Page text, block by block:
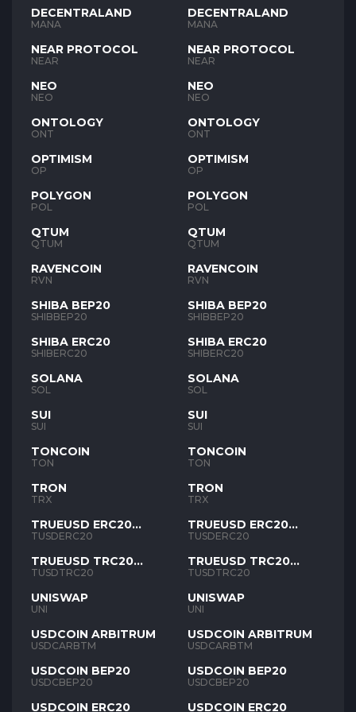
DECENTRALAND
MANA
NEAR PROTOCOL
NEAR
NEO
NEO
ONTOLOGY
ONT
OPTIMISM
OP
POLYGON
POL
QTUM
QTUM
RAVENCOIN
RVN
SHIBA BEP20
SHIBBEP20
SHIBA ERC20
SHIBERC20
SOLANA
SOL
SUI
SUI
TONCOIN
TON
TRON
TRX
TRUEUSD ERC20
TUSD
TUSDERC20
TRUEUSD TRC20
TUSD
TUSDTRC20
UNISWAP
UNI
USDCOIN ARBITRUM
USDCARBTM
USDCOIN BEP20
USDCBEP20
USDCOIN ERC20
DECENTRALAND
MANA
NEAR PROTOCOL
NEAR
NEO
NEO
ONTOLOGY
ONT
OPTIMISM
OP
POLYGON
POL
QTUM
QTUM
RAVENCOIN
RVN
SHIBA BEP20
SHIBBEP20
SHIBA ERC20
SHIBERC20
SOLANA
SOL
SUI
SUI
TONCOIN
TON
TRON
TRX
TRUEUSD ERC20
TUSD
TUSDERC20
TRUEUSD TRC20
TUSD
TUSDTRC20
UNISWAP
UNI
USDCOIN ARBITRUM
USDCARBTM
USDCOIN BEP20
USDCBEP20
USDCOIN ERC20